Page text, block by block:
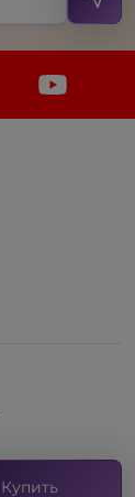
Купить